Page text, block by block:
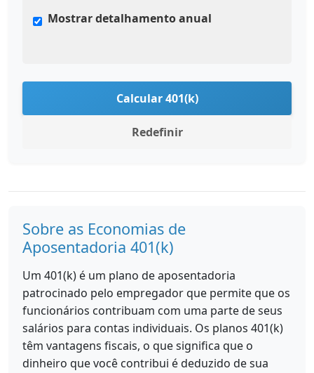
Mostrar detalhamento anual
Calcular 401(k)
Redefinir
Sobre as Economias de
Aposentadoria 401(k)
Um 401(k) é um plano de aposentadoria
patrocinado pelo empregador que permite que os
funcionários contribuam com uma parte de seus
salários para contas individuais. Os planos 401(k)
têm vantagens fiscais, o que significa que o
dinheiro que você contribui é deduzido de sua